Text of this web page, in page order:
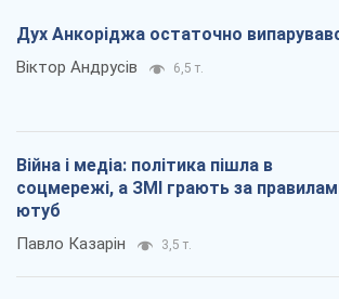
Дух Анкоріджа остаточно
Віктор Андрусів 6,5 т.
Війна і медіа: політика пішла в
соцмережі, а ЗМІ грають за
ютуб
Павло Казарін 3,5 т.